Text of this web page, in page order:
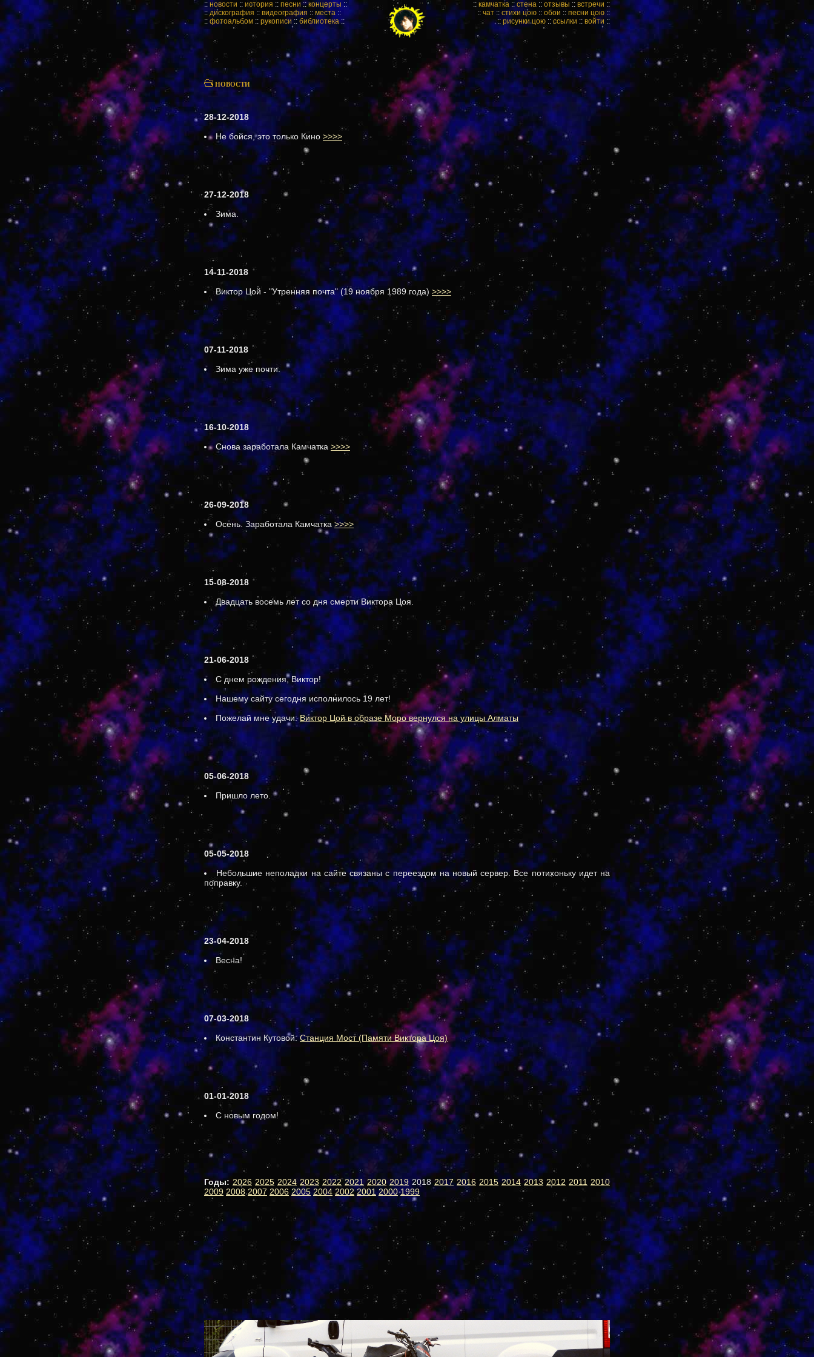
:: новости :: история :: песни::концерты ::
::дискография :: видеография :: места ::
:: фотоальбом :: рукописи :: библиотека::
:: камчатка ::стена :: отзывы :: встречи ::
:: чат :: стихи цою :: обои :: песни цою::
::рисунки цою :: ссылки :: войти ::
НОВОСТИ
28-12-2018
Не бойся, это только Кино >>>>
27-12-2018
Зима.
14-11-2018
Виктор Цой - "Утренняя почта" (19 ноября 1989 года) >>>>
07-11-2018
Зима уже почти.
16-10-2018
Снова заработала Камчатка >>>>
26-09-2018
Осень. Заработала Камчатка >>>>
15-08-2018
Двадцать восемь лет со дня смерти Виктора Цоя.
21-06-2018
С днем рождения, Виктор!
Нашему сайту сегодня исполнилось 19 лет!
Пожелай мне удачи:Виктор Цой в образе Моро вернулся на улицы Алматы
05-06-2018
Пришло лето.
05-05-2018
Небольшие неполадки на сайте связаны с переездом на новый сервер. Все потихоньку идет на
поправку.
23-04-2018
Весна!
07-03-2018
Константин Кутовой:Станция Мост (Памяти Виктора Цоя)
01-01-2018
С новым годом!
Годы: 2026 2025 2024 2023 2022 2021 2020 20192018 2017 2016 2015 2014 2013 2012 2011 2010
2009 2008 2007 2006 2005 2004 2002 2001 2000 1999